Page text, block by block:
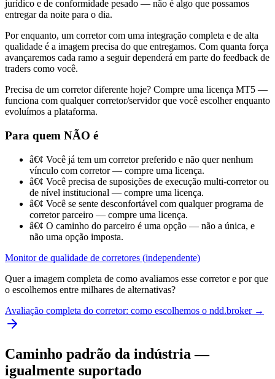
jurídico e de conformidade pesado — não é algo que possamos
entregar da noite para o dia.
Por enquanto, um corretor com uma integração completa e de alta
qualidade é a imagem precisa do que entregamos. Com quanta força
avançaremos cada ramo a seguir dependerá em parte do feedback de
traders como você.
Precisa de um corretor diferente hoje? Compre uma licença MT5 —
funciona com qualquer corretor/servidor que você escolher enquanto
evoluímos a plataforma.
Para quem NÃO é
â€¢ Você já tem um corretor preferido e não quer nenhum
vínculo com corretor — compre uma licença.
â€¢ Você precisa de suposições de execução multi-corretor ou
de nível institucional — compre uma licença.
â€¢ Você se sente desconfortável com qualquer programa de
corretor parceiro — compre uma licença.
â€¢ O caminho do parceiro é uma opção — não a única, e
não uma opção imposta.
Monitor de qualidade de corretores (independente)
Quer a imagem completa de como avaliamos esse corretor e por que
o escolhemos entre milhares de alternativas?
Avaliação completa do corretor: como escolhemos o ndd.broker →
Caminho padrão da indústria —
igualmente suportado